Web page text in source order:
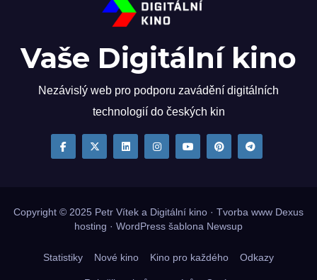
Vaše Digitální kino
Nezávislý web pro podporu zavádění digitálních
technologií do českých kin
Copyright © 2025 Petr Vítek a Digitální kino · Tvorba www Dexus
hosting · WordPress šablona Newsup
Statistiky Nové kino Kino pro každého Odkazy